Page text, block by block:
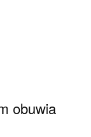
obuwia